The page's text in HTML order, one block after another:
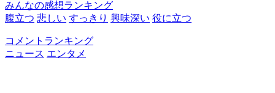
みんなの感想ランキング
腹立つ 悲しい すっきり 興味深い 役に立つ
コメントランキング
ニュース エンタメ